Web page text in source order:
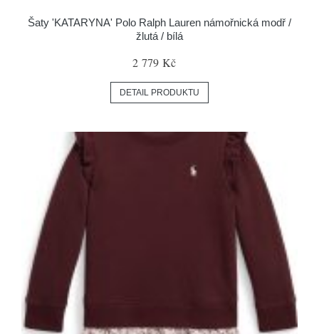
Šaty 'KATARYNA' Polo Ralph Lauren námořnická modř /
žlutá / bílá
2 779 Kč
DETAIL PRODUKTU